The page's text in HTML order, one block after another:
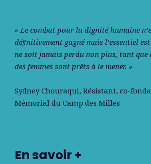
« Le combat pour la dignité humaine
déﬁnitivement gagné mais l’essentiel
ne soit jamais perdu non plus, tant que
des femmes sont prêts à le mener. »
Sydney Chouraqui, Résistant, co-
Mémorial du Camp des Milles
En savoir +